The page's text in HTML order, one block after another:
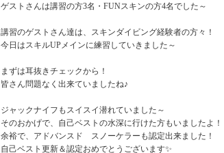
ゲストさんは講習の方3名・FUNスキンの方4名でした～
講習のゲストさん達は、スキンダイビング経験者の方々！
今日はスキルUPメインに練習していきました～
まずは耳抜きチェックから！
皆さん問題なく出来ていましたね♪
ジャックナイフもスイスイ潜れていました～
そのおかげで、自己ベストの水深に行けた方もいましたよ！
余裕で、アドバンスド スノーケラーも認定出来ました！
自己ベスト更新＆認定おめでとうございます✨